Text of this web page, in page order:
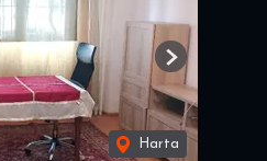
Harta
Next